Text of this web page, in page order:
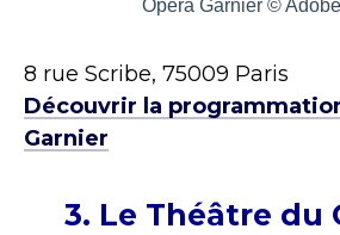
Opéra Garnier ©
8 rue Scribe, 75009 Paris
Découvrir la
Garnier
3. Le Théâtre du